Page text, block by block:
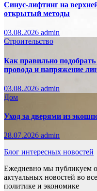
Синус-лифтинг на
открытый методы
03.08.2026 admin
Строительство
Как правильно
провода и напряжение
03.08.2026 admin
Дом
Уход за дверями из
28.07.2026 admin
Блог интересных новостей
Ежедневно мы публикуем
актуальных новостей во
политике и экономике